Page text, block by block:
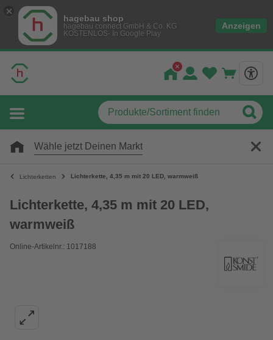
hagebau shop
hagebau connect GmbH & Co. KG
KOSTENLOS- In Google Play
Anzeigen
Wähle jetzt Deinen Markt
Lichterketten Lichterkette, 4,35 m mit 20 LED, warmweiß
Lichterkette, 4,35 m mit 20 LED,
warmweiß
Online-Artikelnr.: 1017188